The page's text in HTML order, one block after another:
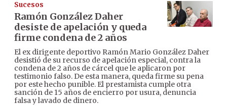
Sucesos
Ramón González Daher
desiste de apelación y queda
firme condena de 2 años
El ex dirigente deportivo Ramón Mario González Daher
desistió de su recurso de apelación especial, contra la
condena de 2 años de cárcel que le aplicaron por
testimonio falso. De esta manera, queda firme su pena
por este hecho punible. El prestamista cumple otra
sanción de 15 años de encierro por usura, denuncia
falsa y lavado de dinero.